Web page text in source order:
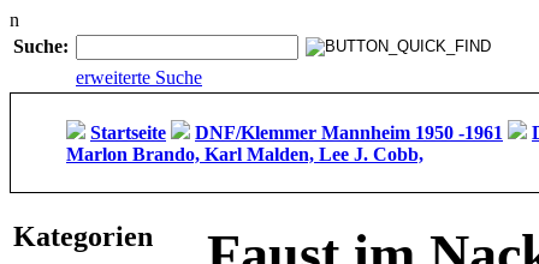
n
Suche:
erweiterte Suche
Startseite DNF/Klemmer Mannheim 1950 -1961
Marlon Brando, Karl Malden, Lee J. Cobb,
Kategorien